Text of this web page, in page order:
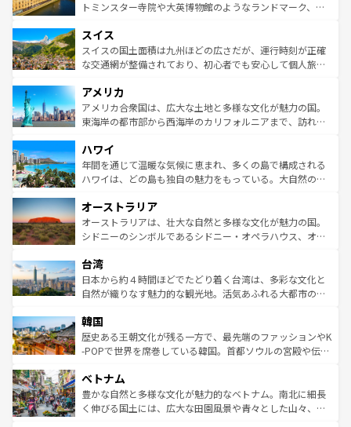
らに、パリ以外の地域にも魅力が溢れており、どの街角に
れる地方に足を運ぶとそれぞれで全く異なる文化を体験で
きるだろう。 なお、新着のフランス情報はコンテンツ一覧
を参照してほしい。
してライン川沿いのワイン畑といった風景は必見。ビール
は、お酒好きな人にはぜひ体験してほしい。 なお、新着の
ドイツ情報はコンテンツ一覧を参照してほしい。
トミンスター寺院や大英博物館のようなランドマーク、歴
リアごとに異なる魅力がある。また、優雅なアフタヌーン
ティー、ビール好きにはたまらない英国パブ、サッカー観
戦など、本場だからこそできる体験も豊富。イギリスを旅
ンツ一覧を参照してほしい。
スイス
スイスの国土面積は九州ほどの広さだが、運行時刻が正確
な交通網が整備されており、初心者でも安心して個人旅行
の建物がそのまま残る町や、スイスならではのユニークな
博物館もあり、アルプス観光だけでなく町歩きも満喫する
ことができる。国民の所得が高いため物価も高いが、旅行
ば市内交通費無料で観光を楽しむこともできる。 なお、新
着のスイス情報はコンテンツ一覧 を参照してほしい。
アメリカ
アメリカ合衆国は、広大な土地と多様な文化が魅力の国。
東海岸の都市部から西海岸のカリフォルニアまで、訪れる
のような巨大都市は、観光、ショッピング、エンターテイ
ンメントが詰まった刺激的なスポットだ。一方、アメリカ
西部には大自然が広がり、グランドキャニオンやイエロー
部のニューオーリンズでは、音楽と美食が融合した独特の
文化が魅力。旅行者はアメリカの各地域で異なる魅力を楽
しみながら、その多様性と豊かな歴史を感じることができ
ならではの贅沢な旅のスタイルだ。 なお、新着のアメリカ
情報はコンテンツ一覧を参照してほしい。
ハワイ
年間を通じて温暖な気候に恵まれ、多くの島で構成される
ハワイは、どの島も独自の魅力をもっている。大自然の神
ワイ島は見逃せない。また、定番の観光地といえばオアフ
島だが、静かな自然を求めるならマウイ島やカウアイ島が
おすすめ。エメラルドグリーンに輝く海をはじめ、豊かな
れるおもてなしの心で訪れる人々を迎えてくれるハワイの
人々、おいしいローカルフードやハワイアンミュージッ
ク、伝統的なフラダンスなど、すべてがハワイの魅力を彩
ワイを、存分に味わってほしい。 なお、新着のハワイ情報
はコンテンツ一覧を参照してほしい。
オーストラリア
オーストラリアは、壮大な自然と多様な文化が魅力の国。
シドニーのシンボルであるシドニー・オペラハウス、オー
リアリーフや大陸中央部にそびえるウルル（エアーズロッ
ク）、タスマニアの美しい原生林やケアンズの熱帯雨林な
ど、見どころがたくさん。また、カフェやワイン、オージ
いる。アクティビティも充実しており、サーフィンやダイ
ビング、ハイキングなど、アウトドア好きにはたまらな
い。オーストラリアの多彩な魅力を存分に味わいつくそ
参照してほしい。
台湾
日本から約４時間ほどでたどり着く台湾は、多彩な文化と
自然が織りなす魅力的な観光地。活気あふれる大都市の台
ン）、静ひつな山岳地帯である台湾東部など、都市の喧騒
と山間の静けさが共存しており、訪れる人に新しい発見と
驚きをもたらしてくれる。また、奥深い台湾の食文化も魅
容にもいいと評判のスイーツなど、バラエティ豊かな料理
が味わえる。 なお、新着の台湾情報は コンテンツ一覧を参
照してほしい。
韓国
歴史ある王朝文化が残る一方で、最先端のファッションやK
-POPで世界を席巻している韓国。首都ソウルの宮殿や伝統
き、地方に足を延ばせば四季折々の自然美を楽しむことが
できる。そして、キムチや焼肉、絶品のストリートフード
まで、さまざまな韓国料理が待っている。夜には、韓国な
ベトナム
豊かな自然と多様な文化が魅力的なベトナム。南北に細長
く伸びる国土には、広大な田園風景や青々とした山々、世